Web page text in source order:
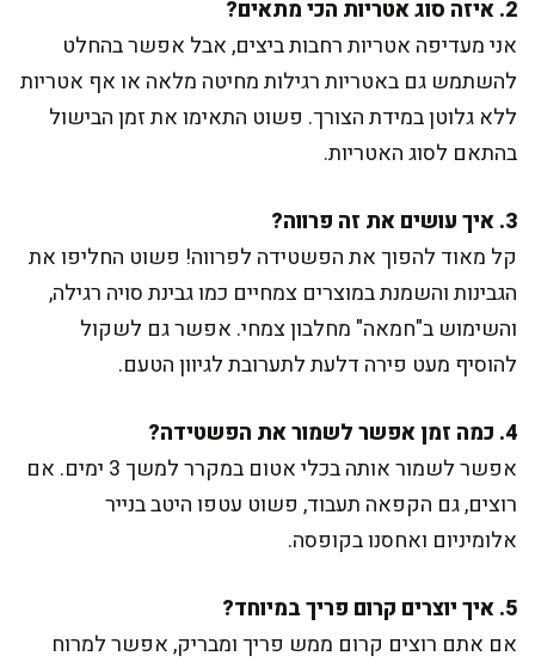
2. איזה סוג אטריות הכי מתאים?
אני מעדיפה אטריות רחבות ביצים, אבל אפשר בהחלט
להשתמש גם באטריות רגילות מחיטה מלאה או אף אטריות
ללא גלוטן במידת הצורך. פשוט התאימו את זמן הבישול
בהתאם לסוג האטריות.
3. איך עושים את זה פרווה?
קל מאוד להפוך את הפשטידה לפרווה! פשוט החליפו את
הגבינות והשמנת במוצרים צמחיים כמו גבינת סויה רגילה,
והשימוש ב"חמאה" מחלבון צמחי. אפשר גם לשקול
להוסיף מעט פירה דלעת לתערובת לגיוון הטעם.
4. כמה זמן אפשר לשמור את הפשטידה?
אפשר לשמור אותה בכלי אטום במקרר למשך 3 ימים. אם
רוצים, גם הקפאה תעבוד, פשוט עטפו היטב בנייר
אלומיניום ואחסנו בקופסה.
5. איך יוצרים קרום פריך במיוחד?
אם אתם רוצים קרום ממש פריך ומבריק, אפשר למרוח